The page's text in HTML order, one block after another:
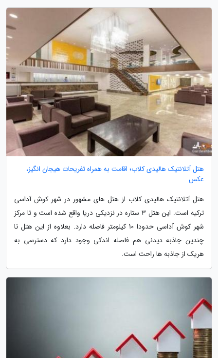
هتل آتلانتیک هالیدی کلاب؛ اقامت به همراه تفریحات هیجان انگیز،
عکس
هتل آتلانتیک هالیدی کلاب از هتل های مشهور در شهر کوش آداسی
ترکیه است. این هتل 3 ستاره در نزدیکی دریا واقع شده است و تا مرکز
شهر کوش آداسی حدودا 10 کیلومتر فاصله دارد. بعلاوه از این هتل تا
چندین جاذبه دیدنی هم فاصله اندکی وجود دارد که دسترسی به
هریک از جاذبه ها راحت است.